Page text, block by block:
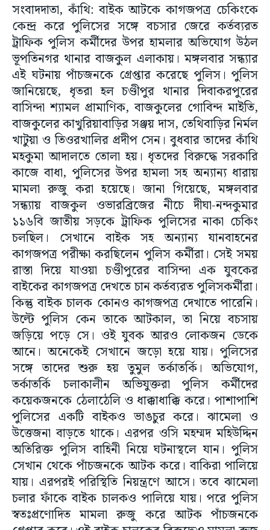
সংবাদদাতা, কাঁথি: বাইক আটকে কাগজপত্র চেকিংকে
কেন্দ্র করে পুলিসের সঙ্গে বচসার জেরে কর্তব্যরত
ট্রাফিক পুলিস কর্মীদের উপর হামলার অভিযোগ উঠল
ভূপতিনগর থানার বাজকুল এলাকায়। মঙ্গলবার সন্ধ্যার
এই ঘটনায় পাঁচজনকে গ্রেপ্তার করেছে পুলিস। পুলিস
জানিয়েছে, ধৃতরা হল চণ্ডীপুর থানার দিবাকরপুরের
বাসিন্দা শ্যামল প্রামাণিক, বাজকুলের গোবিন্দ মাইতি,
বাজকুলের কাখুরিয়াবাড়ির সঞ্জয় দাস, তেথিবাড়ির নির্মল
খাটুয়া ও তিওরখালির প্রদীপ সেন। বুধবার তাদের কাঁথি
মহকুমা আদালতে তোলা হয়। ধৃতদের বিরুদ্ধে সরকারি
কাজে বাধা, পুলিসের উপর হামলা সহ অন্যান্য ধারায়
মামলা রুজু করা হয়েছে। জানা গিয়েছে, মঙ্গলবার
সন্ধ্যায় বাজকুল ওভারব্রিজের নীচে দীঘা-নন্দকুমার
১১৬বি জাতীয় সড়কে ট্রাফিক পুলিসের নাকা চেকিং
চলছিল। সেখানে বাইক সহ অন্যান্য যানবাহনের
কাগজপত্র পরীক্ষা করছিলেন পুলিস কর্মীরা। সেই সময়
রাস্তা দিয়ে যাওয়া চণ্ডীপুরের বাসিন্দা এক যুবকের
বাইকের কাগজপত্র দেখতে চান কর্তব্যরত পুলিসকর্মীরা।
কিন্তু বাইক চালক কোনও কাগজপত্র দেখাতে পারেনি।
উল্টে পুলিস কেন তাকে আটকাল, তা নিয়ে বচসায়
জড়িয়ে পড়ে সে। ওই যুবক আরও লোকজন ডেকে
আনে। অনেকেই সেখানে জড়ো হয়ে যায়। পুলিসের
সঙ্গে তাদের শুরু হয় তুমুল তর্কাতর্কি। অভিযোগ,
তর্কাতর্কি চলাকালীন অভিযুক্তরা পুলিস কর্মীদের
কয়েকজনকে ঠেলাঠেলি ও ধাক্কাধাক্কি করে। পাশাপাশি
পুলিসের একটি বাইকও ভাঙচুর করে। ঝামেলা ও
উত্তেজনা বাড়তে থাকে। এরপর ওসি মহম্মদ মহিউদ্দিন
অতিরিক্ত পুলিস বাহিনী নিয়ে ঘটনাস্থলে যান। পুলিস
সেখান থেকে পাঁচজনকে আটক করে। বাকিরা পালিয়ে
যায়। এরপরই পরিস্থিতি নিয়ন্ত্রণে আসে। তবে ঝামেলা
চলার ফাঁকে বাইক চালকও পালিয়ে যায়। পরে পুলিস
স্বতঃপ্রণোদিত মামলা রুজু করে আটক পাঁচজনকে